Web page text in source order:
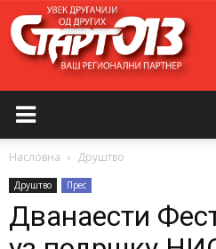
Насловна Друштво
Друштво Прес
Дванаести